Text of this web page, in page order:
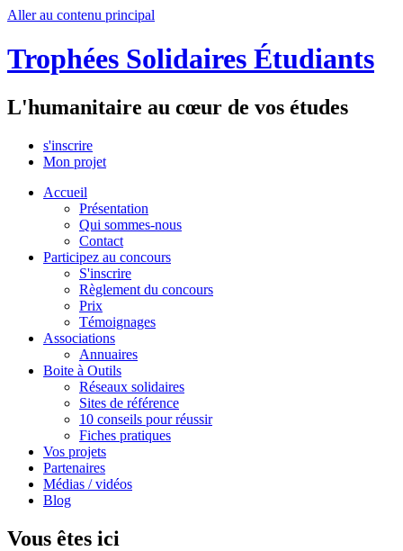
Aller au contenu principal
Trophées Solidaires Étudiants
L'humanitaire au cœur de vos études
s'inscrire
Mon projet
Accueil
Présentation
Qui sommes-nous
Contact
Participez au concours
S'inscrire
Règlement du concours
Prix
Témoignages
Associations
Annuaires
Boite à Outils
Réseaux solidaires
Sites de référence
10 conseils pour réussir
Fiches pratiques
Vos projets
Partenaires
Médias / vidéos
Blog
Vous êtes ici